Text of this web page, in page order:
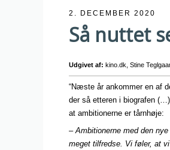
2. DECEMBER 2020
Så nuttet
Udgivet af: kino.dk, Stine
“Næste år ankommer en af
der så etteren i biografen
at ambitionerne er tårnhøje:
– Ambitionerne med den
meget tilfredse. Vi føler, at